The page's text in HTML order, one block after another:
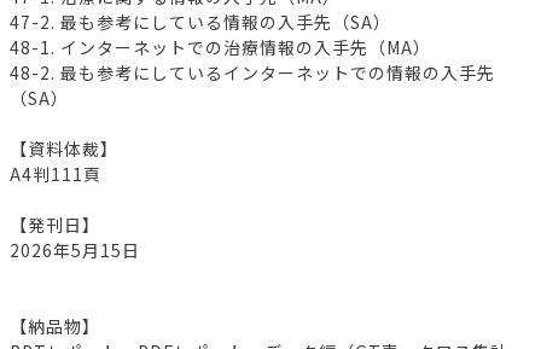
47-2. 最も参考にしている情報の入手先（SA）
48-1. インターネットでの治療情報の入手先（MA）
48-2. 最も参考にしているインターネットでの情報の入手先
（SA）
【資料体裁】
A4判111頁
【発刊日】
2026年5月15日
【納品物】